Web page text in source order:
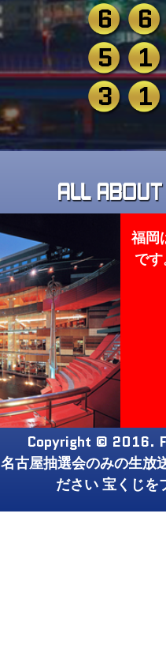
6
6
5
1
3
1
福岡
で
Copyright © 2016.
名古屋抽選会のみの生放
ださい 宝くじを